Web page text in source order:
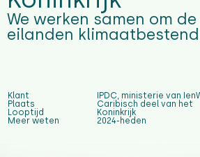
We werken samen om
eilanden
Klant
Plaats
Looptijd
Meer weten
IPDC, ministerie van
Caribisch deel van het
Koninkrijk
2024-heden